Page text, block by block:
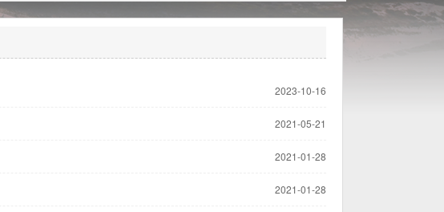
2023-10-16
2021-05-21
2021-01-28
2021-01-28